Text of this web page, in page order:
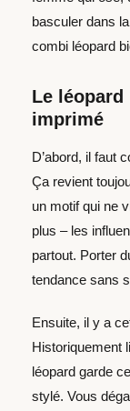
basculer dans
combi léopard
Le léopard
imprimé
D’abord, il faut
Ça revient
un motif qui ne
plus – les
partout. Porter
tendance sans
Ensuite, il y a
Historiquement
léopard garde
stylé. Vous